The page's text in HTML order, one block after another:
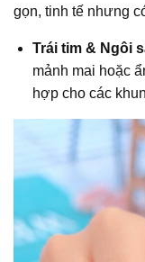
gọn, tinh tế nhưng
Trái tim & Ngôi
mảnh mai hoặc
hợp cho các